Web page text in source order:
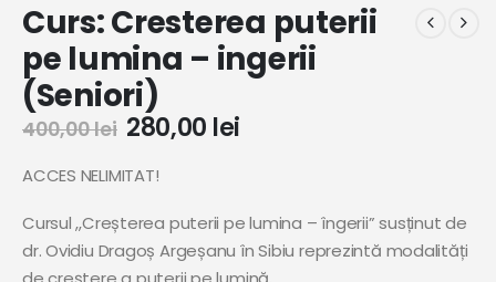
Curs: Cresterea puterii
pe lumina – ingerii
(Seniori)
400,00lei 280,00 lei
ACCES NELIMITAT!
Cursul ,,Creșterea puterii pe lumina – îngerii” susținut de
dr. Ovidiu Dragoș Argeșanu în Sibiu reprezintă modalități